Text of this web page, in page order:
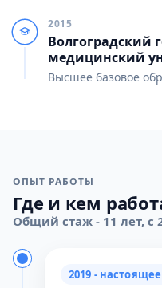
2015
Волгоградский
медицинский
Высшее базовое
ОПЫТ РАБОТЫ
Где и кем
Общий стаж - 11 лет, с
2019 -